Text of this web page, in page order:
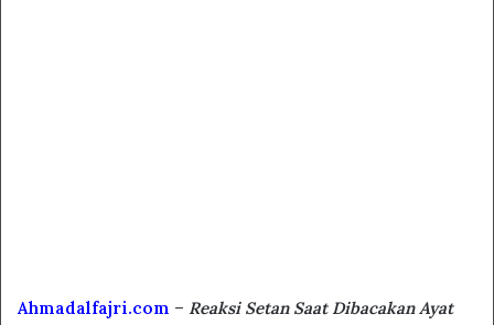
Ahmadalfajri.com – Reaksi Setan Saat Dibacakan Ayat